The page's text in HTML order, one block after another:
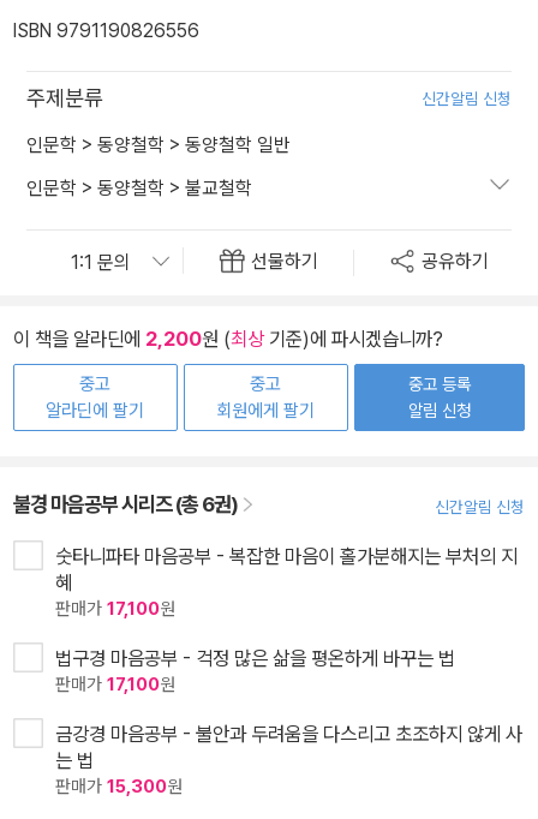
ISBN 9791190826556
주제분류 신간알림 신청
인문학 > 동양철학 > 동양철학 일반
인문학 > 동양철학 > 불교철학
선물하기 공유하기
이 책을 알라딘에 2,200원 (최상기준)에 파시겠습니까?
중고
알라딘에 팔기
중고
회원에게 팔기
중고 등록
알림 신청
불경 마음공부 시리즈 (총 6권) 신간알림 신청
숫타니파타 마음공부 - 복잡한 마음이 홀가분해지는 부처의 지
혜
판매가 17,100원
법구경 마음공부 - 걱정 많은 삶을 평온하게 바꾸는 법
판매가 17,100원
금강경 마음공부 - 불안과 두려움을 다스리고 초조하지 않게 사
는 법
판매가 15,300원